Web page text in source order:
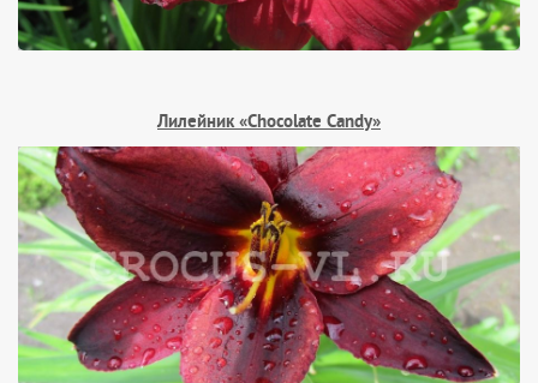
Лилейник «Chocolate Candy»